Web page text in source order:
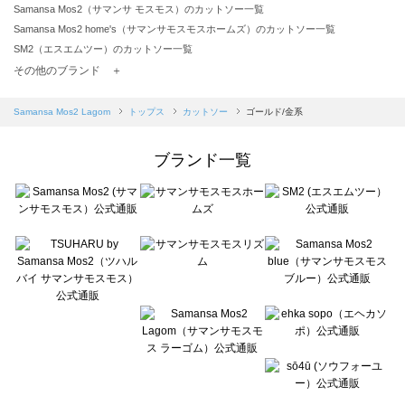
Samansa Mos2（サマンサ モスモス）のカットソー一覧
Samansa Mos2 home's（サマンサモスモスホームズ）のカットソー一覧
SM2（エスエムツー）のカットソー一覧
TSUHARU by Samansa Mos2（ツハルバイサマンサモスモス）のカットソー一覧
Samansa Mos2 blue（サマンサモスモス ブルー）のカットソー一覧
sō4ū（ソウフォーユー）のカットソー一覧
Te chichi（テチチ）のカットソー一覧
Te chichi CLASSIC（テチチ クラシック）のカットソー一覧
Lugnoncure（ルノンキュール）のカットソー一覧
BETTY'S BLUE（べティーズブルー）のカットソー一覧
Wpc.（ワールドパーティー）のカットソー一覧
その他のブランド ＋
Samansa Mos2 Lagom トップス カットソー ゴールド/金系
ブランド一覧